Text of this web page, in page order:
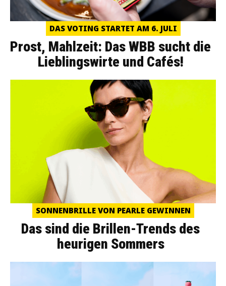
DAS VOTING STARTET AM 6. JULI
Prost, Mahlzeit: Das WBB sucht die
Lieblingswirte und Cafés!
SONNENBRILLE VON PEARLE GEWINNEN
Das sind die Brillen-Trends des
heurigen Sommers